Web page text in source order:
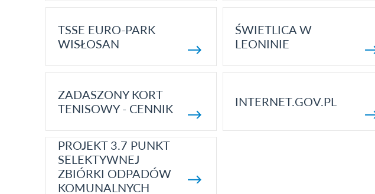
TSSE EURO-PARK
WISŁOSAN
ŚWIETLICA W
LEONINIE
ZADASZONY KORT
TENISOWY - CENNIK
INTERNET.GOV.PL
PROJEKT 3.7 PUNKT
SELEKTYWNEJ
ZBIÓRKI ODPADÓW
KOMUNALNYCH